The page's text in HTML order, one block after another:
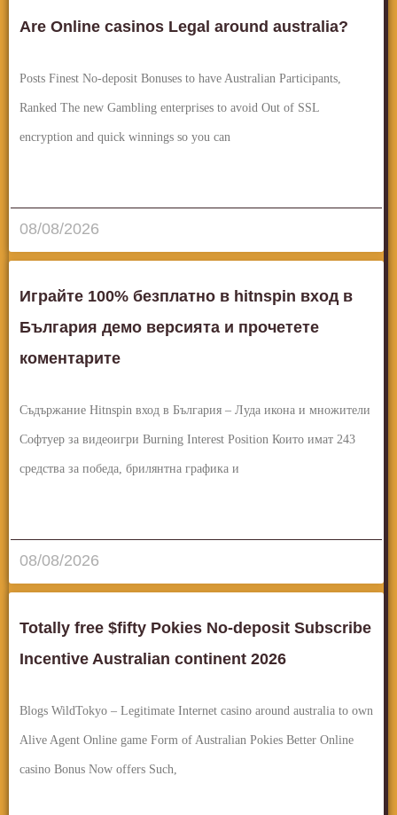
Are Online casinos Legal around australia?
Posts Finest No-deposit Bonuses to have Australian Participants,
Ranked The new Gambling enterprises to avoid Out of SSL
encryption and quick winnings so you can
08/08/2026
Играйте 100% безплатно в hitnspin вход в
България демо версията и прочетете
коментарите
Съдържание Hitnspin вход в България – Луда икона и множители
Софтуер за видеоигри Burning Interest Position Които имат 243
средства за победа, брилянтна графика и
08/08/2026
Totally free $fifty Pokies No-deposit Subscribe
Incentive Australian continent 2026
Blogs WildTokyo – Legitimate Internet casino around australia to own
Alive Agent Online game Form of Australian Pokies Better Online
casino Bonus Now offers Such,